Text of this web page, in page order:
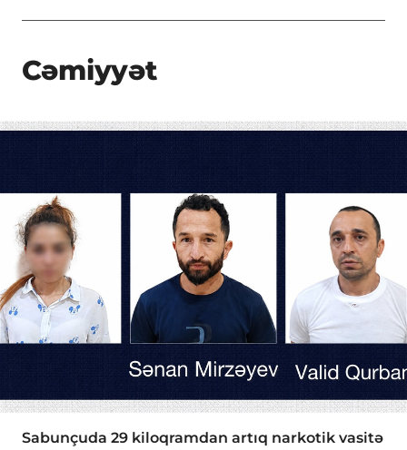
Cəmiyyət
Sabunçuda 29 kiloqramdan artıq narkotik vasitə